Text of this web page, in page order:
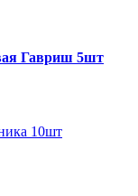
Гавриш 5шт